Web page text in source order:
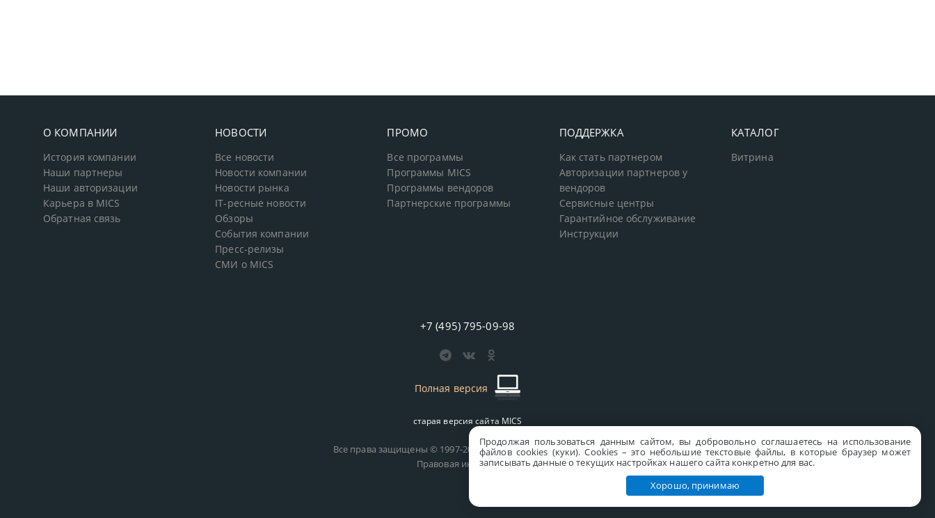
Продолжая пользоваться данным сайтом, вы добровольно соглашаетесь на использование
файлов cookies (куки). Сookies – это небольшие текстовые файлы, в которые браузер может
записывать данные о текущих настройках нашего сайта конкретно для вас.
Хорошо, принимаю
О КОМПАНИИ
История компании
Наши партнеры
Наши авторизации
Карьера в MICS
Обратная связь
НОВОСТИ
Все новости
Новости компании
Новости рынка
IT-ресные новости
Обзоры
События компании
Пресс-релизы
СМИ о MICS
ПРОМО
Все программы
Программы MICS
Программы вендоров
Партнерские программы
ПОДДЕРЖКА
Как стать партнером
Авторизации партнеров у
вендоров
Сервисные центры
Гарантийное обслуживание
Инструкции
КАТАЛОГ
Витрина
+7 (495) 795-09-98
Полная версия
старая версия сайта MICS
Все права защищены © 1997-2026 MICS Distribution Company
Правовая информация